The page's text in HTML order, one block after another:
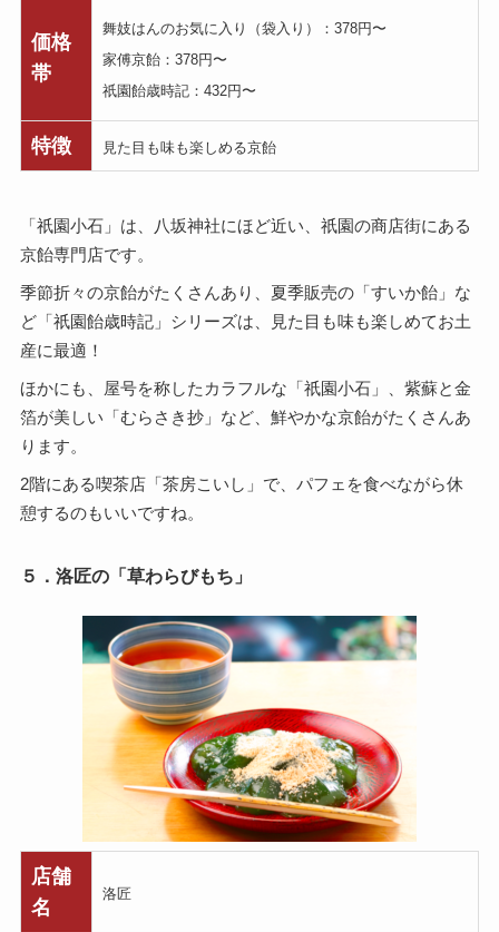
価格
帯
舞妓はんのお気に入り（袋入り）：378円〜
家傅京飴：378円〜
祇園飴歳時記：432円〜
特徴 見た目も味も楽しめる京飴
「祇園小石」は、八坂神社にほど近い、祇園の商店街にある
京飴専門店です。
季節折々の京飴がたくさんあり、夏季販売の「すいか飴」な
ど「祇園飴歳時記」シリーズは、見た目も味も楽しめてお土
産に最適！
ほかにも、屋号を称したカラフルな「祇園小石」、紫蘇と金
箔が美しい「むらさき抄」など、鮮やかな京飴がたくさんあ
ります。
2階にある喫茶店「茶房こいし」で、パフェを食べながら休
憩するのもいいですね。
５．洛匠の「草わらびもち」
店舗
名
洛匠